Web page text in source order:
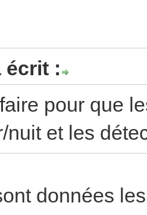
écrit :
pour que
nuit et les
données